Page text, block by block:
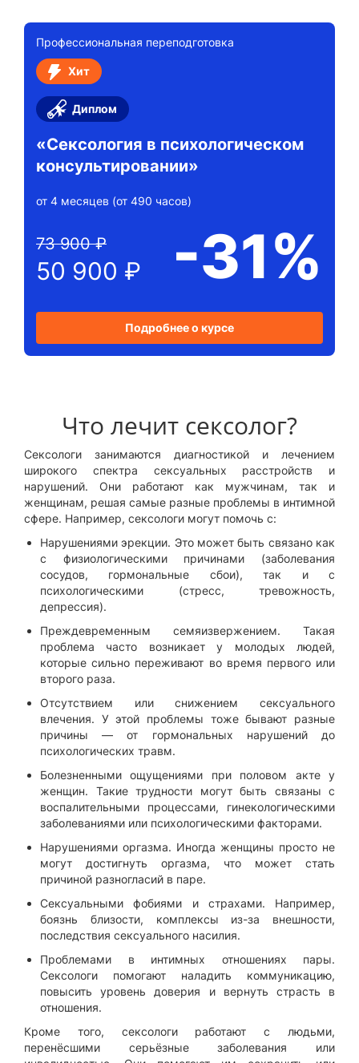
Профессиональная переподготовка
Хит
Диплом
«Сексология в психологическом
консультировании»
от 4 месяцев (от 490 часов)
50 900 ₽
73 900 ₽ -31%
Подробнее о курсе
Что лечит сексолог?
Сексологи занимаются диагностикой и лечением
широкого спектра сексуальных расстройств и
нарушений. Они работают как мужчинам, так и
женщинам, решая самые разные проблемы в интимной
сфере. Например, сексологи могут помочь с:
Нарушениями эрекции. Это может быть связано как
с физиологическими причинами (заболевания
сосудов, гормональные сбои), так и с
психологическими (стресс, тревожность,
депрессия).
Преждевременным семяизвержением. Такая
проблема часто возникает у молодых людей,
которые сильно переживают во время первого или
второго раза.
Отсутствием или снижением сексуального
влечения. У этой проблемы тоже бывают разные
причины — от гормональных нарушений до
психологических травм.
Болезненными ощущениями при половом акте у
женщин. Такие трудности могут быть связаны с
воспалительными процессами, гинекологическими
заболеваниями или психологическими факторами.
Нарушениями оргазма. Иногда женщины просто не
могут достигнуть оргазма, что может стать
причиной разногласий в паре.
Сексуальными фобиями и страхами. Например,
боязнь близости, комплексы из-за внешности,
последствия сексуального насилия.
Проблемами в интимных отношениях пары.
Сексологи помогают наладить коммуникацию,
повысить уровень доверия и вернуть страсть в
отношения.
Кроме того, сексологи работают с людьми,
перенёсшими серьёзные заболевания или